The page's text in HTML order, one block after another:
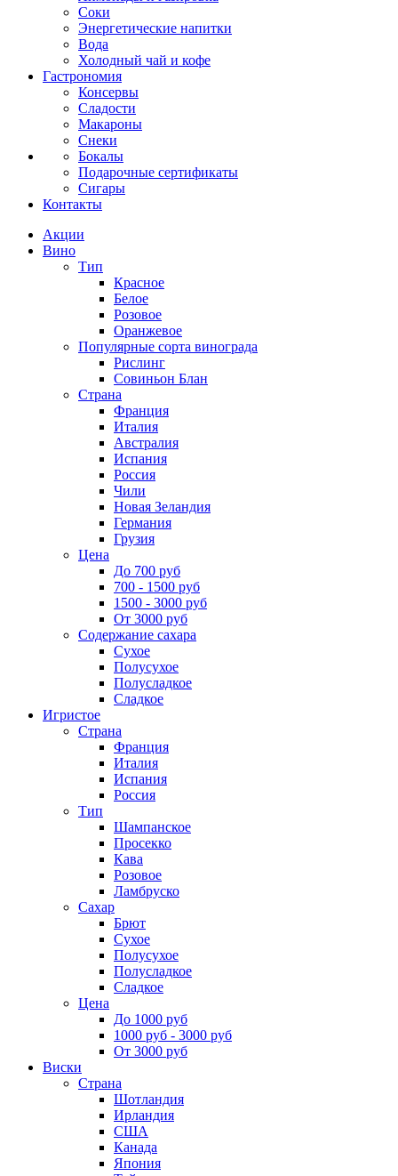
Соки
Энергетические напитки
Вода
Холодный чай и кофе
Гастрономия
Консервы
Сладости
Макароны
Снеки
Бокалы
Подарочные сертификаты
Сигары
Контакты
Акции
Вино
Тип
Красное
Белое
Розовое
Оранжевое
Популярные сорта винограда
Рислинг
Совиньон Блан
Страна
Франция
Италия
Австралия
Испания
Россия
Чили
Новая Зеландия
Германия
Грузия
Цена
До 700 руб
700 - 1500 руб
1500 - 3000 руб
От 3000 руб
Содержание сахара
Сухое
Полусухое
Полусладкое
Сладкое
Игристое
Страна
Франция
Италия
Испания
Россия
Тип
Шампанское
Просекко
Кава
Розовое
Ламбруско
Сахар
Брют
Сухое
Полусухое
Полусладкое
Сладкое
Цена
До 1000 руб
1000 руб - 3000 руб
От 3000 руб
Виски
Страна
Шотландия
Ирландия
США
Канада
Япония